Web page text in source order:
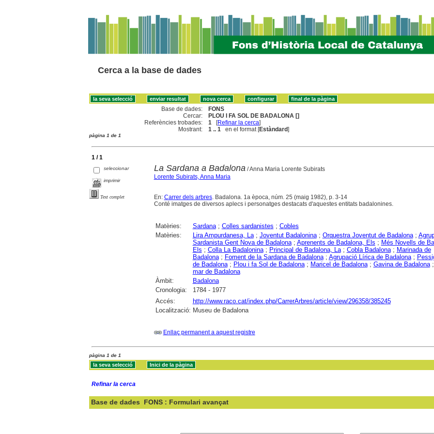
Cerca a la base de dades
Base de dades:
FONS
Cercar:
PLOU I FA SOL DE BADALONA []
Referències trobades:
1 [Refinar la cerca]
Mostrant:
1 .. 1 en el format [Estàndard]
pàgina 1 de 1
1 / 1
seleccionar
imprimir
Text complet
La Sardana a Badalona/ Anna Maria Lorente Subirats
Lorente Subirats, Anna Maria
En: Carrer dels arbres. Badalona. 1a època, núm. 25 (maig 1982), p. 3-14
Conté imatges de diversos aplecs i personatges destacats d'aquestes entitats badalonines.
Matèries: Sardana; Colles sardanistes ; Cobles
Matèries:
Lira Ampurdanesa, La; Joventut Badalonina; Orquestra Joventut de Badalona;
Sardanista Gent Nova de Badalona; Aprenents de Badalona, Els ; Més Novells de
Els ; Colla La Badalonina; Principal de Badalona, La; Cobla Badalona; Marinada de
Badalona; Foment de la Sardana de Badalona; Agrupació Lírica de Badalona;
de Badalona; Plou i fa Sol de Badalona; Maricel de Badalona; Gavina de Badalona;
mar de Badalona
Àmbit:
Badalona
Cronologia:
1784 - 1977
Accés:
http://www.raco.cat/index.php/CarrerArbres/article/view/296358/385245
Localització: Museu de Badalona
Enllaç permanent a aquest registre
pàgina 1 de 1
Refinar la cerca
Base de dades FONS : Formulari avançat